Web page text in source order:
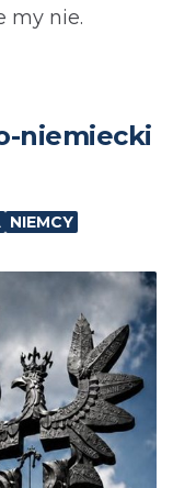
my nie.
niemiecki
NIEMCY